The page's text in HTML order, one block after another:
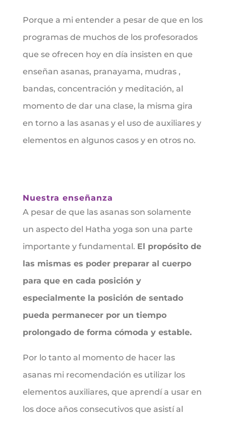
Porque a mi entender a pesar de que en los
programas de muchos de los profesorados
que se ofrecen hoy en día insisten en que
enseñan asanas, pranayama, mudras ,
bandas, concentración y meditación, al
momento de dar una clase, la misma gira
en torno a las asanas y el uso de auxiliares y
elementos en algunos casos y en otros no.
Nuestra enseñanza
A pesar de que las asanas son solamente
un aspecto del Hatha yoga son una parte
importante y fundamental. El propósito de
las mismas es poder preparar al cuerpo
para que en cada posición y
especialmente la posición de sentado
pueda permanecer por un tiempo
prolongado de forma cómoda y estable.
Por lo tanto al momento de hacer las
asanas mi recomendación es utilizar los
elementos auxiliares, que aprendí a usar en
los doce años consecutivos que asistí al